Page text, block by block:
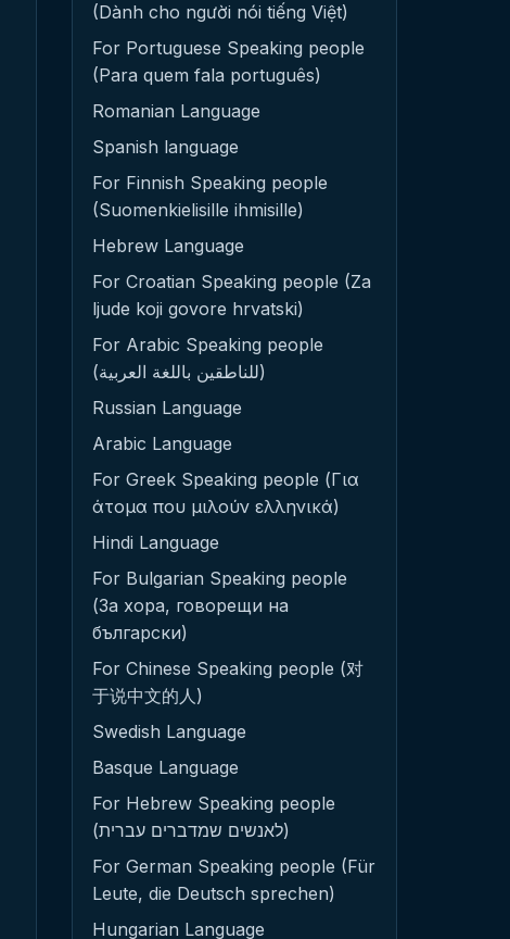
(Dành cho người nói tiếng Việt)
For Portuguese Speaking people
(Para quem fala português)
Romanian Language
Spanish language
For Finnish Speaking people
(Suomenkielisille ihmisille)
Hebrew Language
For Croatian Speaking people (Za
ljude koji govore hrvatski)
For Arabic Speaking people
(للناطقين باللغة العربية)
Russian Language
Arabic Language
For Greek Speaking people (Για
άτομα που μιλούν ελληνικά)
Hindi Language
For Bulgarian Speaking people
(За хора, говорещи на
български)
For Chinese Speaking people (对
于说中文的人)
Swedish Language
Basque Language
For Hebrew Speaking people
(לאנשים שמדברים עברית)
For German Speaking people (Für
Leute, die Deutsch sprechen)
Hungarian Language